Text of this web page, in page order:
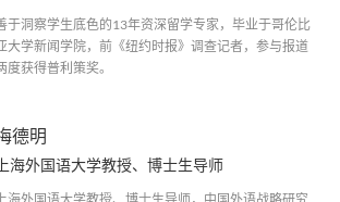
于洞察学生底色的13年资深留学专家，毕业于哥伦比
大学新闻学院，前《纽约时报》调查记者，参与报道
度获得普利策奖。
德明
上海外国语大学教授、博士生导师